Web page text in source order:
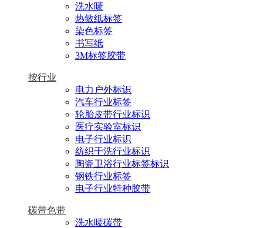
洗水唛
热敏纸标签
染色标签
书写纸
3M标签胶带
按行业
电力户外标识
汽车行业标签
轮胎皮带行业标识
医疗实验室标识
电子行业标识
纺织干洗行业标识
陶瓷卫浴行业标签标识
钢铁行业标签
电子行业特种胶带
碳带色带
洗水唛碳带